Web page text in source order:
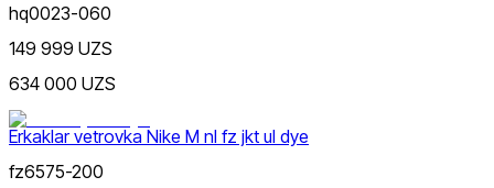
Многоцветный
hq0023-060
149 999 UZS
634 000 UZS
Erkaklar vetrovka Nike M nl fz jkt ul dye
fz6575-200